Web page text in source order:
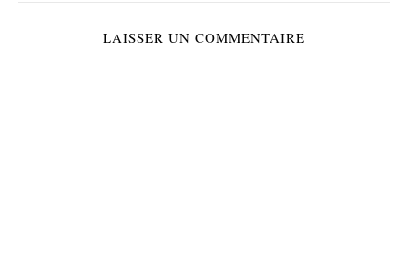
LAISSER UN COMMENTAIRE